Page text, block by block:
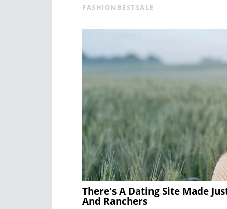
FASHIONBESTSALE
There's A Dating Site Made
And Ranchers